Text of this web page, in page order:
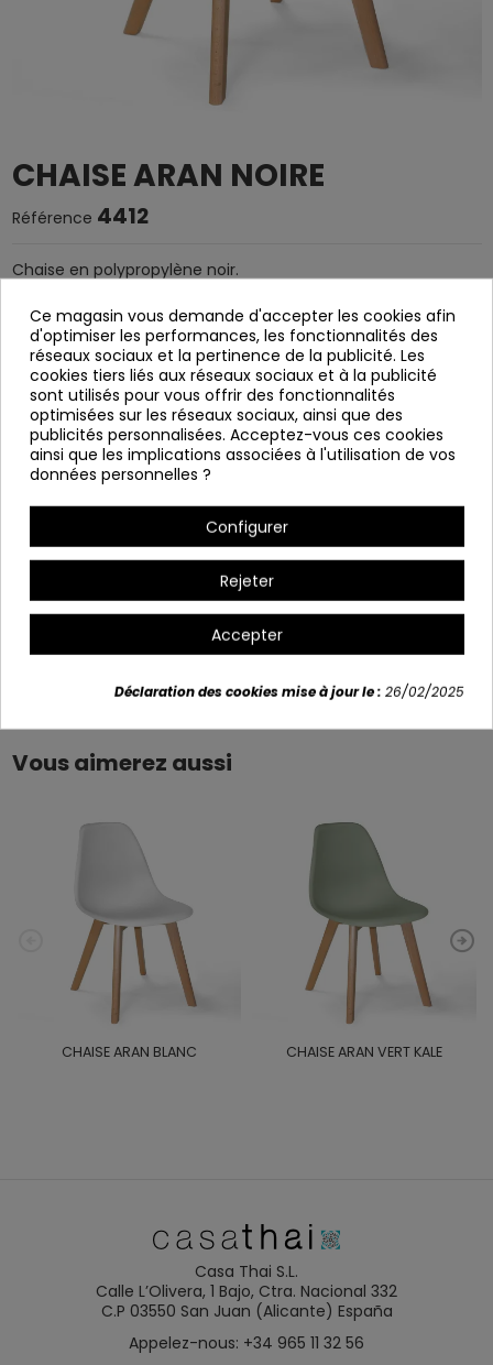
CHAISE ARAN NOIRE
Référence 4412
Chaise en polypropylène noir.
Ça sert à démanteler.
Largeur: 49 cm
Hauteur: 83 cm
Profondeur : 50 cm
Hauteur du siège : 46 cm.
+3
Vous aimerez aussi
CHAISE ARAN BLANC CHAISE ARAN VERT KALE
Casa Thai S.L.
Calle L’Olivera, 1 Bajo, Ctra. Nacional 332
C.P 03550 San Juan (Alicante) España
Appelez-nous: +34 965 11 32 56
Ce magasin vous demande d'accepter les cookies afin
d'optimiser les performances, les fonctionnalités des
réseaux sociaux et la pertinence de la publicité. Les
cookies tiers liés aux réseaux sociaux et à la publicité
sont utilisés pour vous offrir des fonctionnalités
optimisées sur les réseaux sociaux, ainsi que des
publicités personnalisées. Acceptez-vous ces cookies
ainsi que les implications associées à l'utilisation de vos
données personnelles ?
Configurer
Rejeter
Accepter
Déclaration des cookies mise à jour le :26/02/2025